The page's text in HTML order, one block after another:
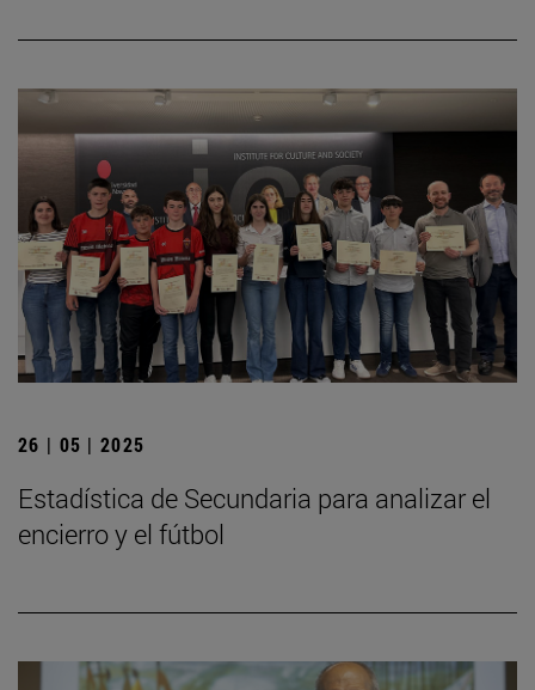
26 | 05 | 2025
Estadística de Secundaria para analizar el
encierro y el fútbol